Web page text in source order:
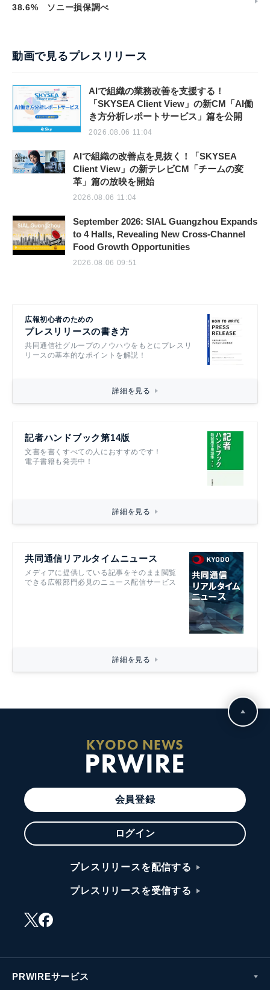
38.6% ソニー損保調べ
動画で見るプレスリリース
AIで組織の業務改善を支援する！
「SKYSEA Client View」の新CM「AI働
き方分析レポートサービス」篇を公開
2026.08.06 11:04
AIで組織の改善点を見抜く！「SKYSEA
Client View」の新テレビCM「チームの変
革」篇の放映を開始
2026.08.06 11:04
September 2026: SIAL Guangzhou Expands
to 4 Halls, Revealing New Cross-Channel
Food Growth Opportunities
2026.08.06 09:51
広報初心者のための
プレスリリースの書き方
共同通信社グループのノウハウをもとにプレスリ
リースの基本的なポイントを解説！
詳細を見る
記者ハンドブック第14版
文書を書くすべての人におすすめです！
電子書籍も発売中！
詳細を見る
共同通信リアルタイムニュース
メディアに提供している記事をそのまま閲覧
できる広報部門必見のニュース配信サービス
詳細を見る
KYODO NEWS
PRWIRE
会員登録
ログイン
プレスリリースを配信する
プレスリリースを受信する
PRWIREサービス